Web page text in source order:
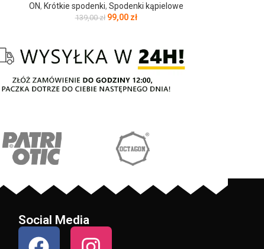
ON, Krótkie spodenki, Spodenki kąpielowe
139,00zł 99,00 zł
Social Media